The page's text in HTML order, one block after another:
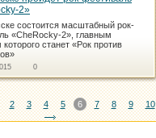
2»
состоится масштабный рок-
«CheRocky-2», главным
которого станет «Рок против
0
2 3 4 5 6 7 8 9 10